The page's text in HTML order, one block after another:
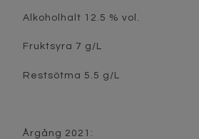
Alkoholhalt 12.5 % vol.
Fruktsyra 7 g/L
Restsötma 5.5 g/L
Årgång 2021: